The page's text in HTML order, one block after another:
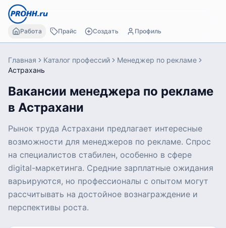
Работа Прайс Создать Профиль
Главная Каталог профессий
Менеджер по рекламе
Астрахань
Вакансии менеджера по рекламе
в Астрахани
Рынок труда Астрахани предлагает интересные
возможности для менеджеров по рекламе. Спрос
на специалистов стабилен, особенно в сфере
digital-маркетинга. Средние зарплатные ожидания
варьируются, но профессионалы с опытом могут
рассчитывать на достойное вознаграждение и
перспективы роста.